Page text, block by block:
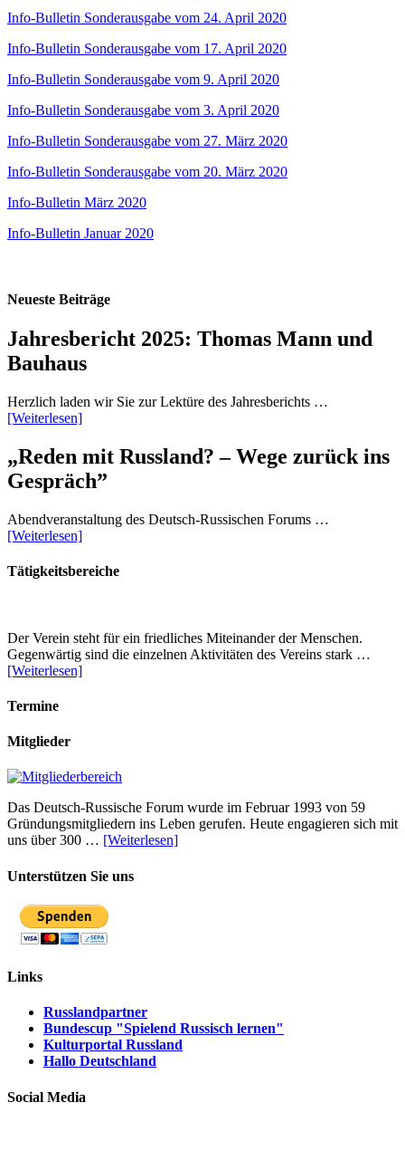
Info-Bulletin Sonderausgabe vom 24. April 2020
Info-Bulletin Sonderausgabe vom 17. April 2020
Info-Bulletin Sonderausgabe vom 9. April 2020
Info-Bulletin Sonderausgabe vom 3. April 2020
Info-Bulletin Sonderausgabe vom 27. März 2020
Info-Bulletin Sonderausgabe vom 20. März 2020
Info-Bulletin März 2020
Info-Bulletin Januar 2020
Neueste Beiträge
Jahresbericht 2025: Thomas Mann und
Bauhaus
Herzlich laden wir Sie zur Lektüre des Jahresberichts …
[Weiterlesen]
„Reden mit Russland? – Wege zurück ins
Gespräch”
Abendveranstaltung des Deutsch-Russischen Forums …
[Weiterlesen]
Tätigkeitsbereiche
Der Verein steht für ein friedliches Miteinander der Menschen.
Gegenwärtig sind die einzelnen Aktivitäten des Vereins stark …
[Weiterlesen]
Termine
Mitglieder
Das Deutsch-Russische Forum wurde im Februar 1993 von 59
Gründungsmitgliedern ins Leben gerufen. Heute engagieren sich mit
uns über 300 … [Weiterlesen]
Unterstützen Sie uns
Links
Russlandpartner
Bundescup "Spielend Russisch lernen"
Kulturportal Russland
Hallo Deutschland
Social Media